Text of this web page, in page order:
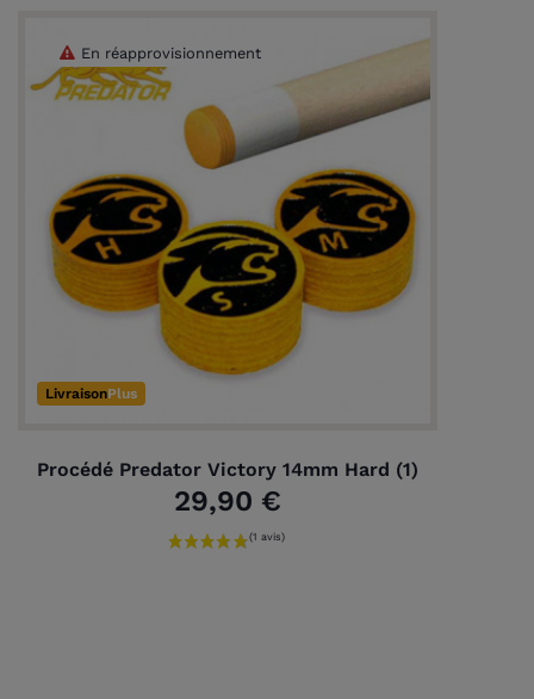
LivraisonPlus
Procédé Predator Victory 14mm Hard (1)
29,90 €
En réapprovisionnement